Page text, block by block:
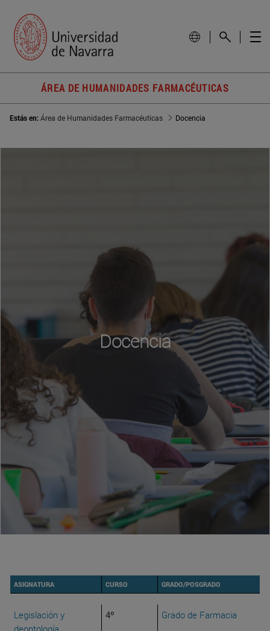
ÁREA DE HUMANIDADES FARMACÉUTICAS
Estás en:Área de Humanidades Farmacéuticas Docencia
Docencia
ASIGNATURA CURSO GRADO/POSGRADO
Legislación y
4º Grado de Farmacia